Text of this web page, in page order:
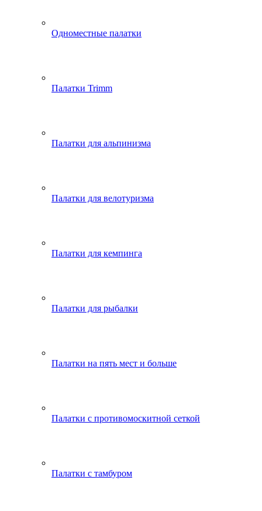
Одноместные палатки
Палатки Trimm
Палатки для альпинизма
Палатки для велотуризма
Палатки для кемпинга
Палатки для рыбалки
Палатки на пять мест и больше
Палатки с противомоскитной сеткой
Палатки с тамбуром